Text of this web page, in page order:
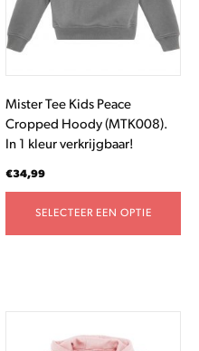
Mister Tee Kids Peace
Cropped Hoody (MTK008).
In 1 kleur verkrijgbaar!
€34,99
SELECTEER EEN OPTIE
Deze
optie
kan
op
de
productpagina
product